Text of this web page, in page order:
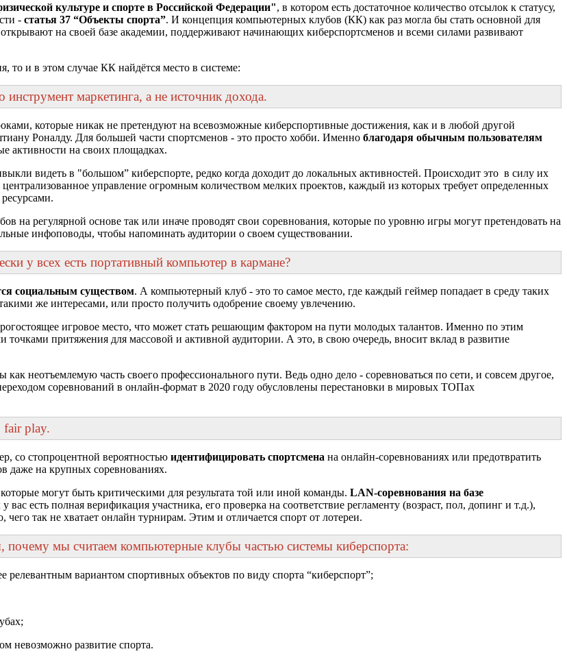
культуре и спорте в Российской Федерации", в котором есть достаточное количество отсылок к статусу,
- статья 37 “Объекты спорта”. И концепция компьютерных клубов (КК) как раз могла бы стать основной для
на своей базе академии, поддерживают начинающих киберспортсменов и всеми силами развивают
то и в этом случае КК найдётся место в системе:
маркетинга, а не источник дохода.
которые никак не претендуют на всевозможные киберспортивные достижения, как и в любой другой
Роналду. Для большей части спортсменов - это просто хобби. Именно благодаря обычным пользователям
активности на своих площадках.
видеть в "большом” киберспорте, редко когда доходит до локальных активностей. Происходит это в силу их
управление огромным количеством мелких проектов, каждый из которых требует определенных
на регулярной основе так или иначе проводят свои соревнования, которые по уровню игры могут претендовать на
инфоповоды, чтобы напоминать аудитории о своем существовании.
у всех есть портативный компьютер в кармане?
социальным существом. А компьютерный клуб - это то самое место, где каждый геймер попадает в среду таких
же интересами, или просто получить одобрение своему увлечению.
игровое место, что может стать решающим фактором на пути молодых талантов. Именно по этим
притяжения для массовой и активной аудитории. А это, в свою очередь, вносит вклад в развитие
неотъемлемую часть своего профессионального пути. Ведь одно дело - соревноваться по сети, и совсем другое,
соревнований в онлайн-формат в 2020 году обусловлены перестановки в мировых ТОПах
fair play.
со стопроцентной вероятностью идентифицировать спортсмена на онлайн-соревнованиях или предотвратить
даже на крупных соревнованиях.
могут быть критическими для результата той или иной команды. LAN-соревнования на базе
есть полная верификация участника, его проверка на соответствие регламенту (возраст, пол, допинг и т.д.),
так не хватает онлайн турнирам. Этим и отличается спорт от лотереи.
мы считаем компьютерные клубы частью системы киберспорта:
вариантом спортивных объектов по виду спорта “киберспорт”;
невозможно развитие спорта.